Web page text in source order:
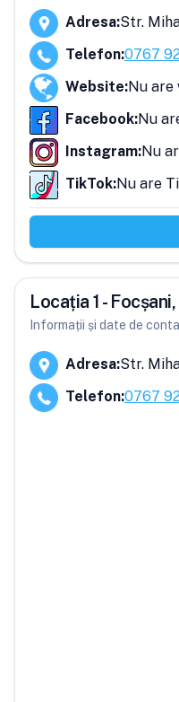
Adresa:Str.
Telefon:0767
Website:Nu are
Facebook:Nu
Instagram:Nu
TikTok:Nu are
Locația 1 -
Informații și date de
Adresa:Str.
Telefon:0767